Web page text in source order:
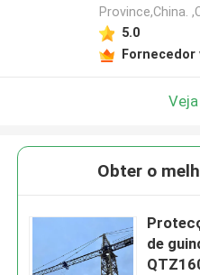
Province,China.
5.0
Obter o
de